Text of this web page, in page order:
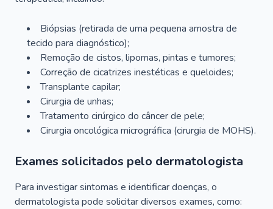
Biópsias (retirada de uma pequena amostra de
tecido para diagnóstico);
Remoção de cistos, lipomas, pintas e tumores;
Correção de cicatrizes inestéticas e queloides;
Transplante capilar;
Cirurgia de unhas;
Tratamento cirúrgico do câncer de pele;
Cirurgia oncológica micrográfica (cirurgia de MOHS).
Exames solicitados pelo dermatologista
Para investigar sintomas e identificar doenças, o
dermatologista pode solicitar diversos exames, como: